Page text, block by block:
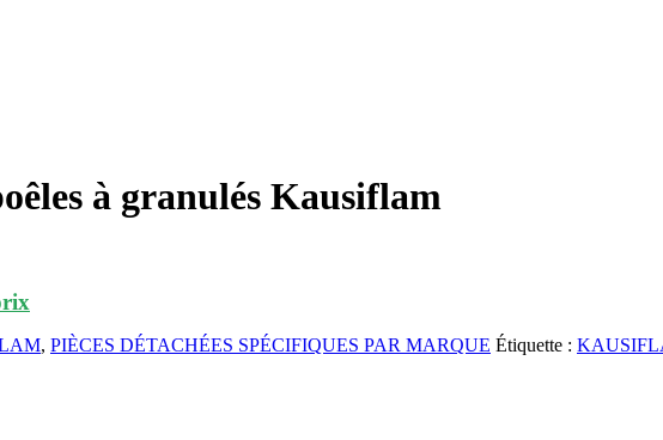
à granulés Kausiflam
, PIÈCES DÉTACHÉES SPÉCIFIQUES PAR MARQUE Étiquette :